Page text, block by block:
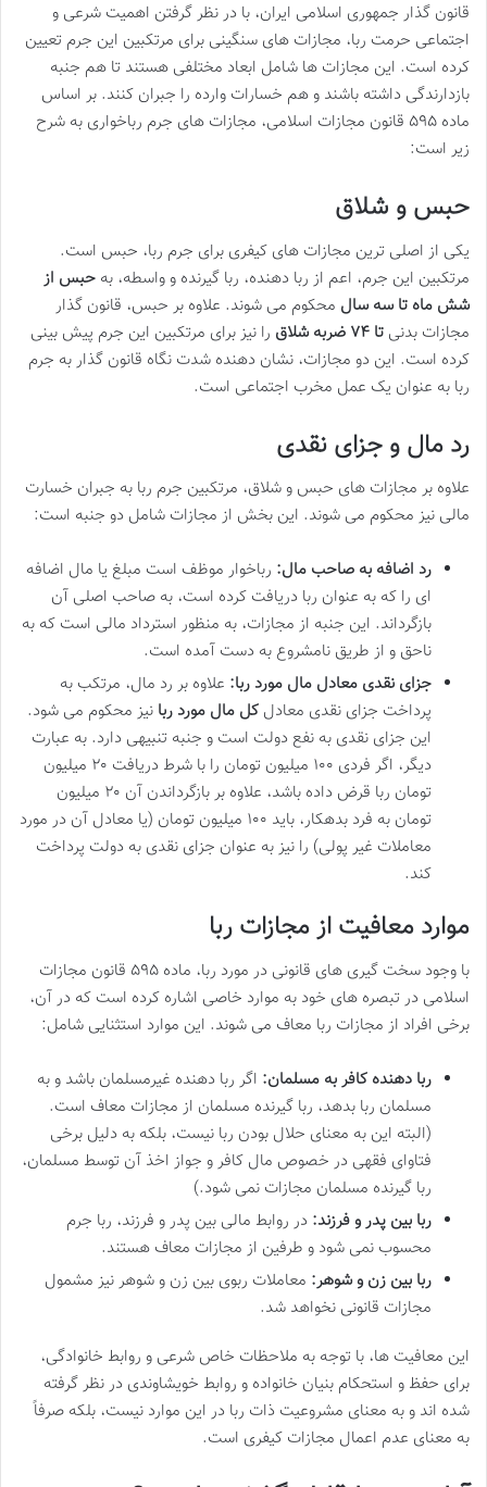
قانون گذار جمهوری اسلامی ایران، با در نظر گرفتن اهمیت شرعی و
اجتماعی حرمت ربا، مجازات های سنگینی برای مرتکبین این جرم تعیین
کرده است. این مجازات ها شامل ابعاد مختلفی هستند تا هم جنبه
بازدارندگی داشته باشند و هم خسارات وارده را جبران کنند. بر اساس
ماده ۵۹۵ قانون مجازات اسلامی، مجازات های جرم رباخواری به شرح
زیر است:
حبس و شلاق
یکی از اصلی ترین مجازات های کیفری برای جرم ربا، حبس است.
مرتکبین این جرم، اعم از ربا دهنده، ربا گیرنده و واسطه، به حبس از
شش ماه تا سه سال محکوم می شوند. علاوه بر حبس، قانون گذار
مجازات بدنی تا ۷۴ ضربه شلاق
را نیز برای مرتکبین این جرم پیش بینی
کرده است. این دو مجازات، نشان دهنده شدت نگاه قانون گذار به جرم
ربا به عنوان یک عمل مخرب اجتماعی است.
رد مال و جزای نقدی
علاوه بر مجازات های حبس و شلاق، مرتکبین جرم ربا به جبران خسارت
مالی نیز محکوم می شوند. این بخش از مجازات شامل دو جنبه است:
رد اضافه به صاحب مال: رباخوار موظف است مبلغ یا مال اضافه
ای را که به عنوان ربا دریافت کرده است، به صاحب اصلی آن
بازگرداند. این جنبه از مجازات، به منظور استرداد مالی است که به
ناحق و از طریق نامشروع به دست آمده است.
جزای نقدی معادل مال مورد ربا: علاوه بر رد مال، مرتکب به
پرداخت جزای نقدی معادل کل مال مورد ربا نیز محکوم می شود.
این جزای نقدی به نفع دولت است و جنبه تنبیهی دارد. به عبارت
دیگر، اگر فردی ۱۰۰ میلیون تومان را با شرط دریافت ۲۰ میلیون
تومان ربا قرض داده باشد، علاوه بر بازگرداندن آن ۲۰ میلیون
تومان به فرد بدهکار، باید ۱۰۰ میلیون تومان (یا معادل آن در مورد
معاملات غیر پولی) را نیز به عنوان جزای نقدی به دولت پرداخت
کند.
موارد معافیت از مجازات ربا
با وجود سخت گیری های قانونی در مورد ربا، ماده ۵۹۵ قانون مجازات
اسلامی در تبصره های خود به موارد خاصی اشاره کرده است که در آن،
برخی افراد از مجازات ربا معاف می شوند. این موارد استثنایی شامل:
ربا دهنده کافر به مسلمان: اگر ربا دهنده غیرمسلمان باشد و به
مسلمان ربا بدهد، ربا گیرنده مسلمان از مجازات معاف است.
(البته این به معنای حلال بودن ربا نیست، بلکه به دلیل برخی
فتاوای فقهی در خصوص مال کافر و جواز اخذ آن توسط مسلمان،
ربا گیرنده مسلمان مجازات نمی شود.)
ربا بین پدر و فرزند: در روابط مالی بین پدر و فرزند، ربا جرم
محسوب نمی شود و طرفین از مجازات معاف هستند.
ربا بین زن و شوهر: معاملات ربوی بین زن و شوهر نیز مشمول
مجازات قانونی نخواهد شد.
این معافیت ها، با توجه به ملاحظات خاص شرعی و روابط خانوادگی،
برای حفظ و استحکام بنیان خانواده و روابط خویشاوندی در نظر گرفته
شده اند و به معنای مشروعیت ذات ربا در این موارد نیست، بلکه صرفاً
به معنای عدم اعمال مجازات کیفری است.